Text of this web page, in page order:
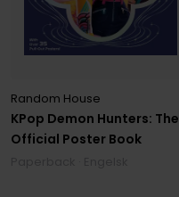
KPop Demon Hunters: The
Official Poster Book
Random House